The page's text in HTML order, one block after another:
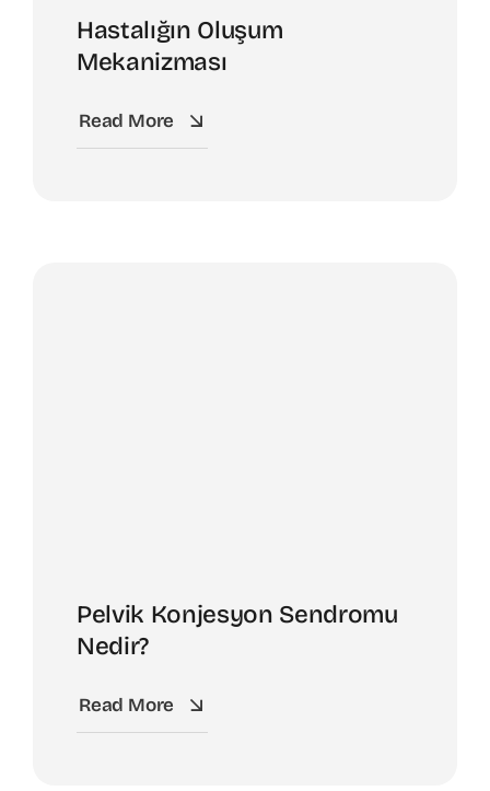
Hastalığın Oluşum
Mekanizması
Read More
Pelvik Konjesyon Sendromu
Nedir?
Read More